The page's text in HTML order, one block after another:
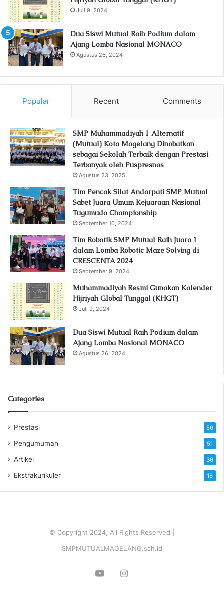
Juli 9, 2024
Dua Siswi Mutual Raih Podium dalam
Ajang Lomba Nasional MONACO
Agustus 26, 2024
Popular Recent Comments
SMP Muhammadiyah 1 Alternatif
(Mutual) Kota Magelang Dinobatkan
sebagai Sekolah Terbaik dengan Prestasi
Terbanyak oleh Puspresnas
Agustus 23, 2025
Tim Pencak Silat Andarpati SMP Mutual
Sabet Juara Umum Kejuaraan Nasional
Tugumuda Championship
September 10, 2024
Tim Robotik SMP Mutual Raih Juara 1
dalam Lomba Robotic Maze Solving di
CRESCENTA 2024
September 9, 2024
Muhammadiyah Resmi Gunakan Kalender
Hijriyah Global Tunggal (KHGT)
Juli 9, 2024
Dua Siswi Mutual Raih Podium dalam
Ajang Lomba Nasional MONACO
Agustus 26, 2024
Categories
Prestasi 56
Pengumuman 51
Artikel 36
Ekstrakurikuler 18
© Copyright 2024, All Rights Reserved |
SMPMUTUALMAGELANG.sch.id
YouTubeInstagram